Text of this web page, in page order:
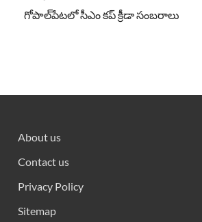
గోపాల్‌పేటలో సీఎం కప్ క్రీడా సంబరాలు
About us
Contact us
Privacy Policy
Sitemap